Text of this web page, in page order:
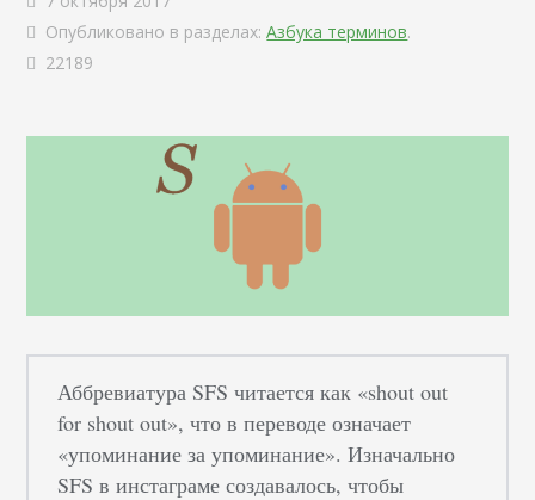
Опубликовано в разделах: Азбука терминов.
22189
Аббревиатура SFS читается как «shout out
for shout out», что в переводе означает
«упоминание за упоминание». Изначально
SFS в инстаграме создавалось, чтобы